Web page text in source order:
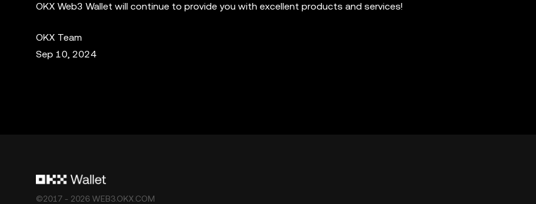
OKX Web3 Wallet will continue to provide you with excellent products and services!
OKX Team
Sep 10, 2024
©2017 - 2026 WEB3.OKX.COM